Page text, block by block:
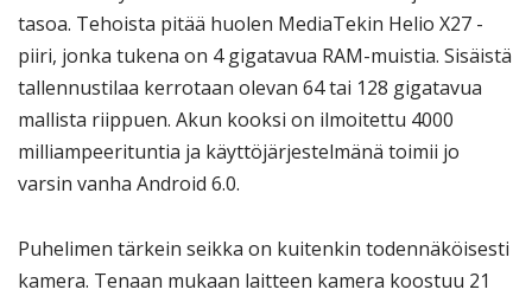
tasoa. Tehoista pitää huolen MediaTekin Helio X27 -
piiri, jonka tukena on 4 gigatavua RAM-muistia. Sisäistä
tallennustilaa kerrotaan olevan 64 tai 128 gigatavua
mallista riippuen. Akun kooksi on ilmoitettu 4000
milliampeerituntia ja käyttöjärjestelmänä toimii jo
varsin vanha Android 6.0.
Puhelimen tärkein seikka on kuitenkin todennäköisesti
kamera. Tenaan mukaan laitteen kamera koostuu 21